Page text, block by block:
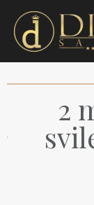
sadržaj
2